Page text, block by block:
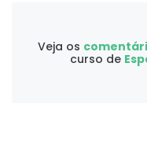
Veja os
curso de